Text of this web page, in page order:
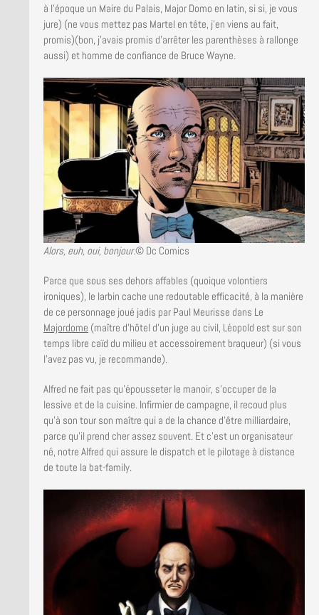
à l’époque un Maire du Palais, Major Domo en latin, si si, je vous
jure) (ne vous mettez pas Martel en tête, j’en viens au fait,
promis)(bon, j’avais promis d’arrêter les parenthèses à rallonge
aussi) et homme de confiance de Bruce Wayne.
Alors, euh, oui, bonjour.© Dc Comics
Parce que sous ses dehors affables (quoique volontiers
ironiques), le larbin cache une redoutable efficacité, à la manière
de ce personnage joué jadis par Paul Meurisse dans Le
Majordome (maître d’hôtel d’un juge au civil, Léopold est sur son
temps libre caïd du milieu et accessoirement braqueur) (si vous
l’avez pas vu, je recommande).
Alfred ne fait pas qu’épousseter le manoir, s’occuper de la
lessive et de la cuisine. Infirmier de campagne, il recoud plus
qu’à son tour son maître qui a de la chance d’être milliardaire,
parce qu’il prend cher assez souvent. Et c’est un organisateur
né, notre Alfred qui assure le dispatch et le pilotage à distance
de toute la bat-family.